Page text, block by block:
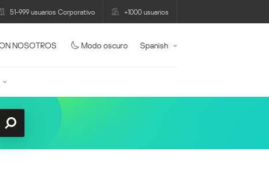
51-999 usuarios Corporativo +1000 usuarios
NOSOTROS Modo oscuro Spanish